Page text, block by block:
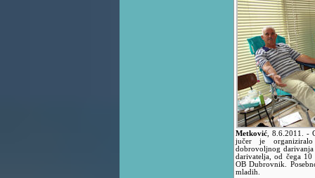
Metković 8.6.2011. -
jučer je
dobrovoljnog
darivatelja, od čega
OB Dubrovnik.
mladih.